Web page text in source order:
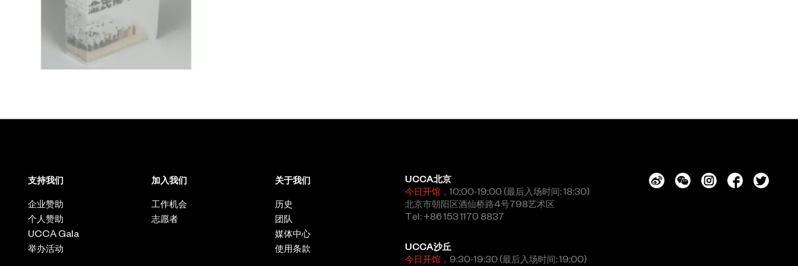
支持我们
企业赞助
个人赞助
UCCA Gala
举办活动
加入我们
工作机会
志愿者
关于我们
历史
团队
媒体中心
使用条款
UCCA北京
今日开馆， 10:00-19:00 (最后入场时间: 18:30)
北京市朝阳区酒仙桥路4号798艺术区
Tel: +86 153 1170 8837
UCCA沙丘
今日开馆， 9:30-19:30 (最后入场时间: 19:00)